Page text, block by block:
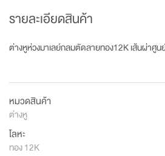
รายละเอียดสินค้า
ต่างหูห่วงมาเลย์กลมตัดลายทอง12K เส้นผ่าศู
หมวดสินค้า
ต่างหู
โลหะ
ทอง 12K